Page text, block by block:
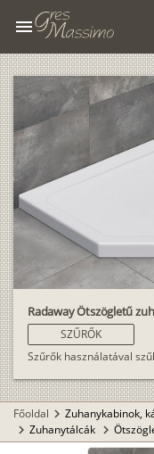
menu
Radaway Ötszögletű
SZŰRŐK
Szűrők használatával
Főoldal chevron_right Zuhanykabinok,
chevron_right Zuhanytálcák chevron_right